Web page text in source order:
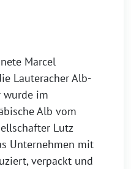
Marcel
Lauteracher Alb-
wurde im
Alb vom
Lutz
Unternehmen mit
verpackt und